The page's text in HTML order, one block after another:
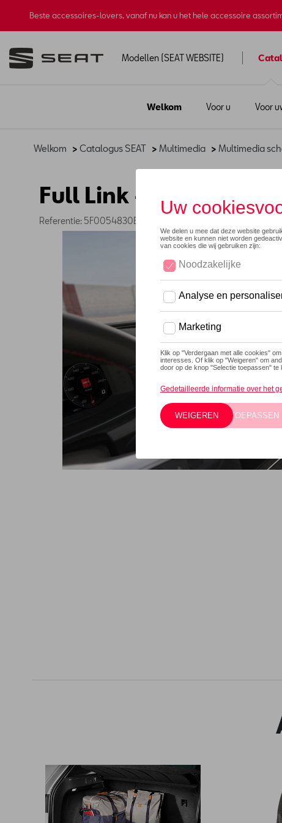
Beste accessoires-lovers, vanaf nu kan u het hele accessoire
Modellen (SEAT WEBSITE)
Welkom Voor u Voor
Welkom > Catalogus SEAT > Multimedia > Multimedia
Full Link - MIB3 (PR:
Referentie: 5F0054830E